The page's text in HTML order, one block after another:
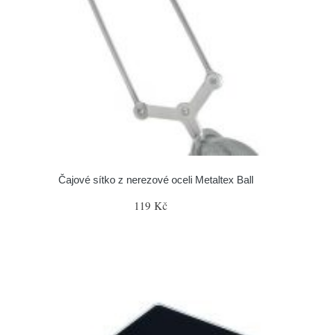
Čajové sítko z nerezové oceli Metaltex Ball
119 Kč